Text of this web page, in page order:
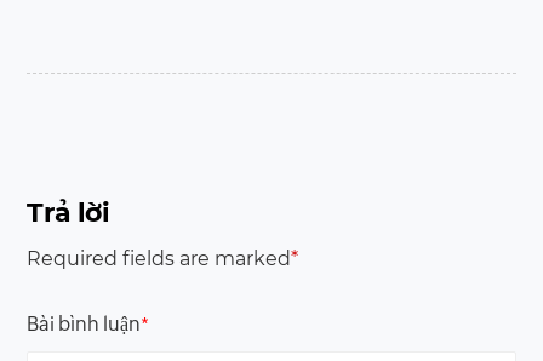
Trả lời
Required fields are marked*
Bài bình luận*